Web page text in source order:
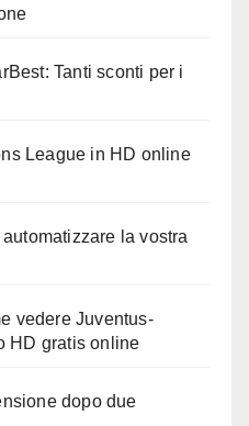
Tanti sconti per i
League in HD online
la vostra
vedere Juventus-
HD gratis online
dopo due